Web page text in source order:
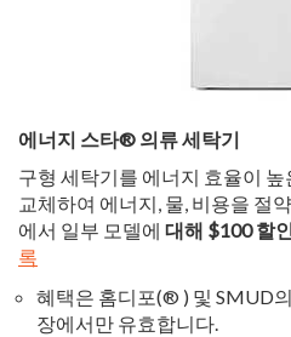
에너지 스타® 의류 세탁기
구형 세탁기를 에너지 효율이
교체하여 에너지, 물, 비용을 절
에서 일부 모델에 대해 $100 할
록
혜택은 홈디포(® ) 및 SMUD
장에서만 유효합니다.